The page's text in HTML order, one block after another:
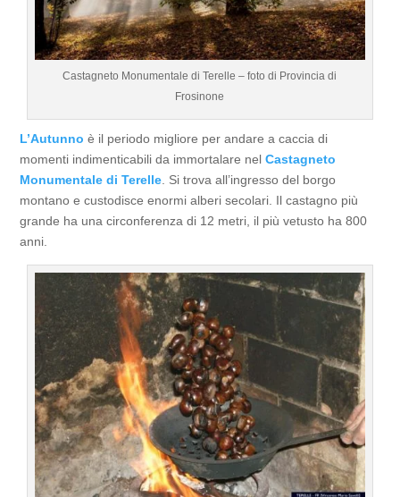
Castagneto Monumentale di Terelle – foto di Provincia di
Frosinone
L’Autunno è il periodo migliore per andare a caccia di
momenti indimenticabili da immortalare nelCastagneto
Monumentale di Terelle . Si trova all’ingresso del borgo
montano e custodisce enormi alberi secolari. Il castagno più
grande ha una circonferenza di 12 metri, il più vetusto ha 800
anni.